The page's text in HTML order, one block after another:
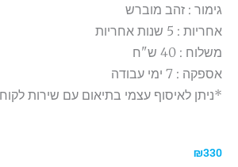
גימור : זהב מוברש
אחריות : 5 שנות אחריות
משלוח : 40 ש"ח
אספקה : 7 ימי עבודה
*ניתן לאיסוף עצמי בתיאום עם שירות
₪330